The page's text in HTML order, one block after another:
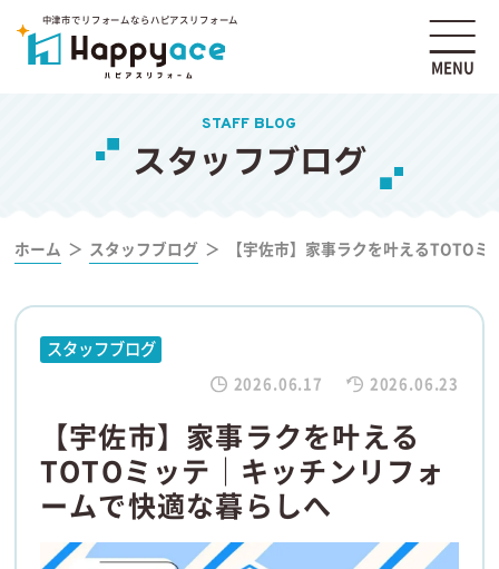
中津市でリフォームならハピアスリフォーム
MENU
STAFF BLOG
スタッフブログ
ホーム スタッフブログ 【宇佐市】家事ラクを叶えるTOTO
スタッフブログ
2026.06.17 2026.06.23
【宇佐市】家事ラクを叶える
TOTOミッテ｜キッチンリフォ
ームで快適な暮らしへ